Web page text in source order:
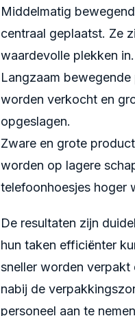
Middelmatig
centraal geplaatst. Ze
waardevolle plekken in.
Langzaam
worden verkocht en
opgeslagen.
Zware en grote
worden op lagere
telefoonhoesjes hoger
De resultaten zijn
hun taken efficiënter
sneller worden verpakt
nabij de
personeel aan te